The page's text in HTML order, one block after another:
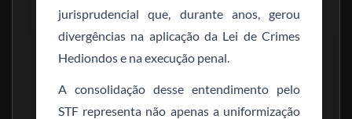
jurisprudencial que, durante anos, gerou
divergências na aplicação da Lei de Crimes
Hediondos e na execução penal.
A consolidação desse entendimento pelo
STF representa não apenas a uniformização